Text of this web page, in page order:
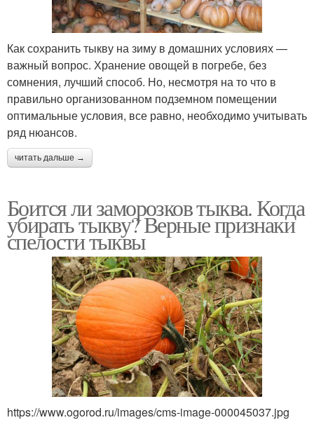
Как сохранить тыкву на зиму в домашних условиях —
важный вопрос. Хранение овощей в погребе, без
сомнения, лучший способ. Но, несмотря на то что в
правильно организованном подземном помещении
оптимальные условия, все равно, необходимо учитывать
ряд нюансов.
читать дальше →
Боится ли заморозков тыква. Когда
убирать тыкву? Верные признаки
спелости тыквы
https://www.ogorod.ru/images/cms-image-000045037.jpg